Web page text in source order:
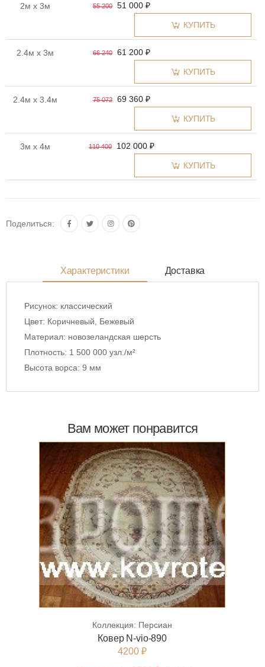
2м x 3м 55 200 51 000 ₽
КУПИТЬ
2.4м x 3м 66 240 61 200 ₽
КУПИТЬ
2.4м x 3.4м 75 072 69 360 ₽
КУПИТЬ
3м x 4м 110 400 102 000 ₽
КУПИТЬ
Поделиться:
Характеристики Доставка
Рисунок: классический
Цвет: Коричневый, Бежевый
Материал: новозеландская шерсть
Плотность: 1 500 000 узл./м²
Высота ворса: 9 мм
Вам может понравится
Коллекция: Персиан
Ковер N-vio-890
4200 ₽